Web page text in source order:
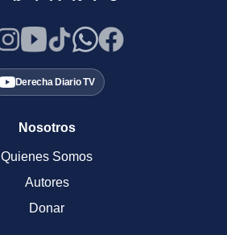
Derecha Diario TV
Nosotros
Quienes Somos
Autores
Donar